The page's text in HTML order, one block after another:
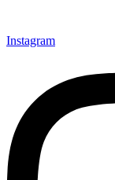
Instagram